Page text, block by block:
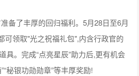
备了丰厚的回归福利。5月28日至6月
可领取"光之祝福礼包",内含行政官的
具。完成“点亮星辰”助力后,更有机会
秘银功勋勋章”等丰厚奖励!